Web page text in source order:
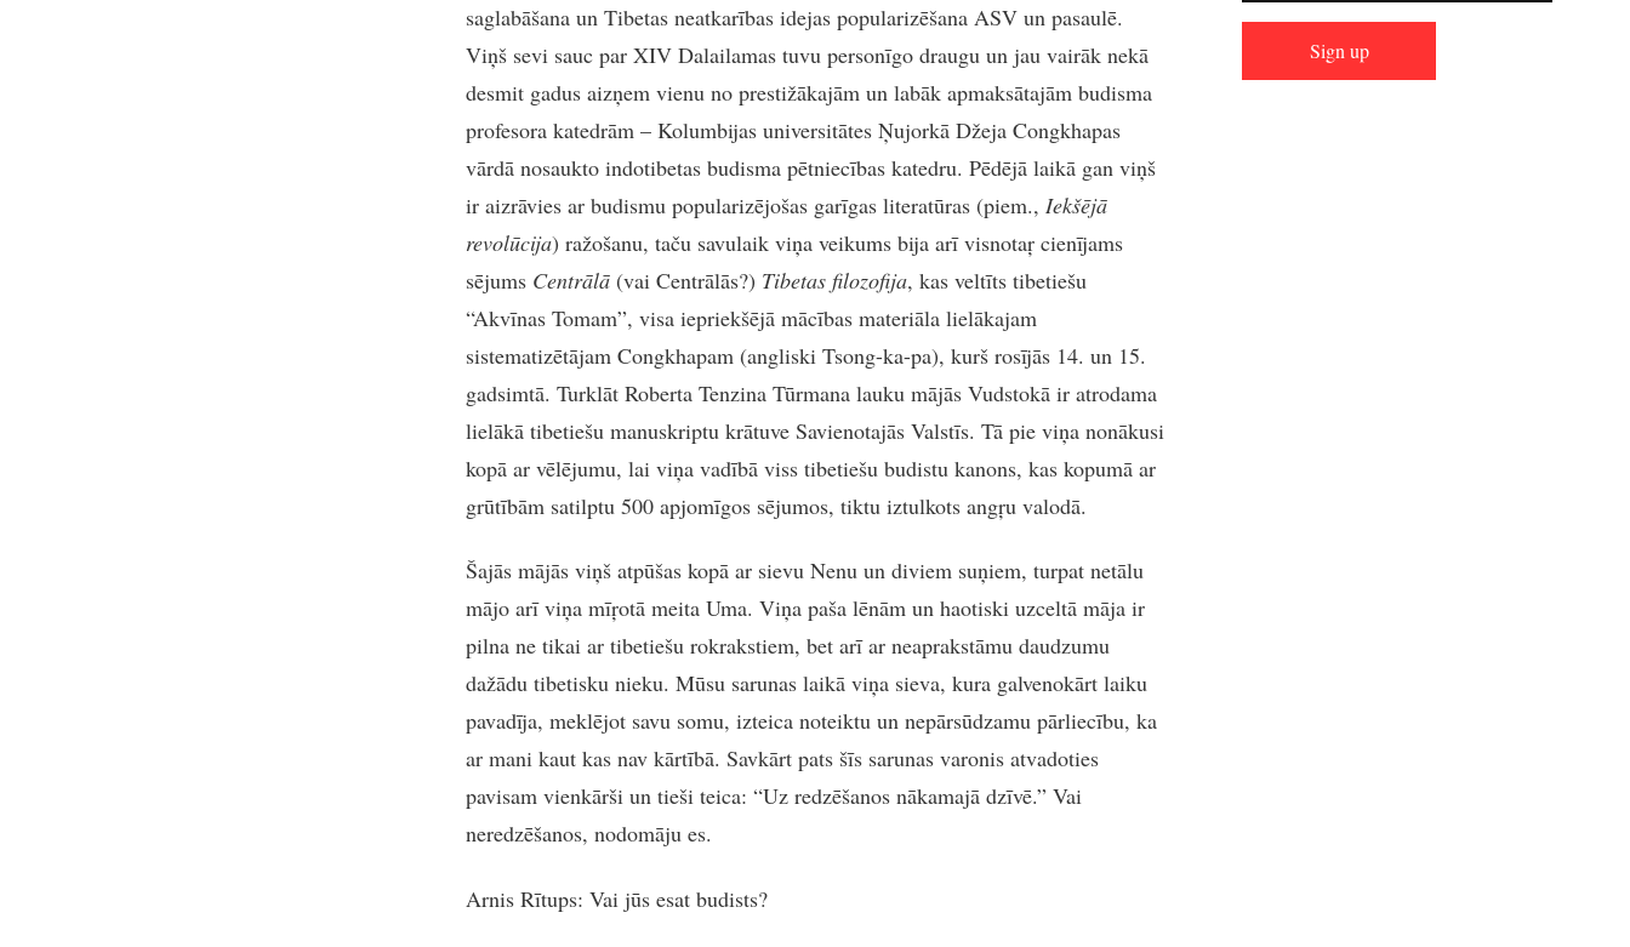
saglabāšana un Tibetas neatkarības idejas popularizēšana ASV un pasaulē.
Viņš sevi sauc par XIV Dalailamas tuvu personīgo draugu un jau vairāk nekā
desmit gadus aizņem vienu no prestižākajām un labāk apmaksātajām budisma
profesora katedrām – Kolumbijas universitātes Ņujorkā Džeja Congkhapas
vārdā nosaukto indotibetas budisma pētniecības katedru. Pēdējā laikā gan viņš
ir aizrāvies ar budismu popularizējošas garīgas literatūras (piem., Iekšējā
revolūcija) ražošanu, taču savulaik viņa veikums bija arī visnotaŗ cienījams
sējums Centrālā (vai Centrālās?) Tibetas filozofija, kas veltīts tibetiešu
“Akvīnas Tomam”, visa iepriekšējā mācības materiāla lielākajam
sistematizētājam Congkhapam (angliski Tsong-ka-pa), kurš rosījās 14. un 15.
gadsimtā. Turklāt Roberta Tenzina Tūrmana lauku mājās Vudstokā ir atrodama
lielākā tibetiešu manuskriptu krātuve Savienotajās Valstīs. Tā pie viņa nonākusi
kopā ar vēlējumu, lai viņa vadībā viss tibetiešu budistu kanons, kas kopumā ar
grūtībām satilptu 500 apjomīgos sējumos, tiktu iztulkots angŗu valodā.
Šajās mājās viņš atpūšas kopā ar sievu Nenu un diviem suņiem, turpat netālu
mājo arī viņa mīŗotā meita Uma. Viņa paša lēnām un haotiski uzceltā māja ir
pilna ne tikai ar tibetiešu rokrakstiem, bet arī ar neaprakstāmu daudzumu
dažādu tibetisku nieku. Mūsu sarunas laikā viņa sieva, kura galvenokārt laiku
pavadīja, meklējot savu somu, izteica noteiktu un nepārsūdzamu pārliecību, ka
ar mani kaut kas nav kārtībā. Savkārt pats šīs sarunas varonis atvadoties
pavisam vienkārši un tieši teica: “Uz redzēšanos nākamajā dzīvē.” Vai
neredzēšanos, nodomāju es.
Arnis Rītups: Vai jūs esat budists?
Sign up